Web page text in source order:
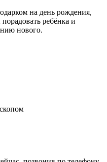
на день рождения,
ребёнка и
нового.